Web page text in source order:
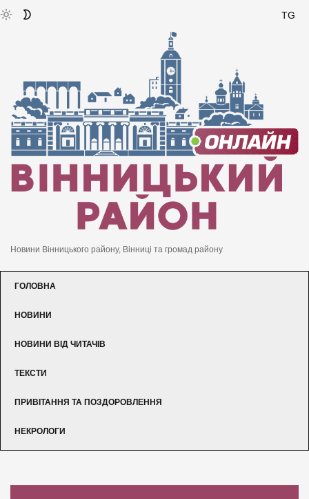
TG
Новини Вінницького району, Вінниці та громад району
ГОЛОВНА
НОВИНИ
НОВИНИ ВІД ЧИТАЧІВ
ТЕКСТИ
ПРИВІТАННЯ ТА ПОЗДОРОВЛЕННЯ
НЕКРОЛОГИ